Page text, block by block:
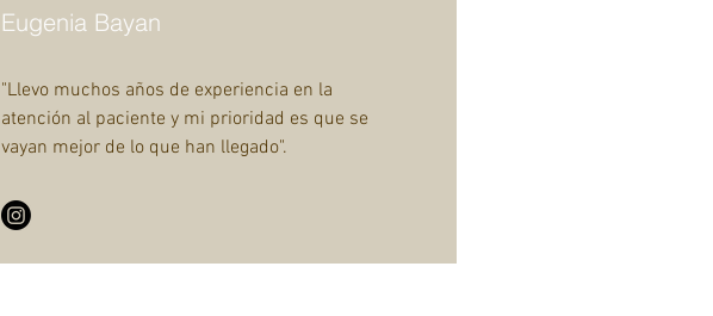
Eugenia Bayan
"Llevo muchos años de experiencia en la
atención al paciente y mi prioridad es que se
vayan mejor de lo que han llegado".